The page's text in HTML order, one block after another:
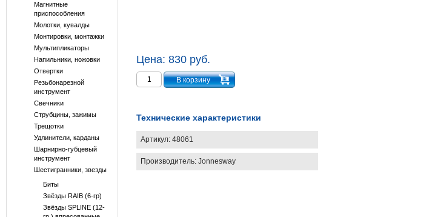
Магнитные
приспособления
Молотки, кувалды
Монтировки, монтажки
Мультипликаторы
Напильники, ножовки
Отвертки
Резьбонарезной
инструмент
Свечники
Струбцины, зажимы
Трещотки
Удлинители, карданы
Шарнирно-губцевый
инструмент
Шестигранники, звезды
Биты
Звёзды RAIB (6-гр)
Звёзды SPLINE (12-
Цена: 830 руб.
Технические характеристики
Артикул: 48061
Производитель: Jonnesway